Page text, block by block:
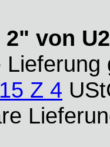
von
Z 4